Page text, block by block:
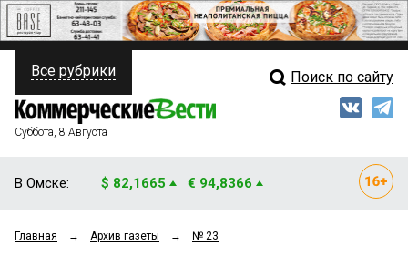
ПОЛИТИКА
ФИНАНСЫ
ОБЩЕСТВО
Свежий выпуск
Все рубрики Поиск по сайту
Суббота, 8 Августа
В Омске: $ 82,1665 € 94,8366
Главная → Архив газеты → № 23